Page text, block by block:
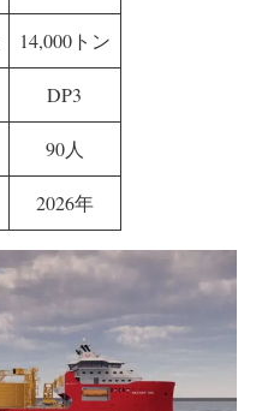
14,000トン
DP3
90人
2026年